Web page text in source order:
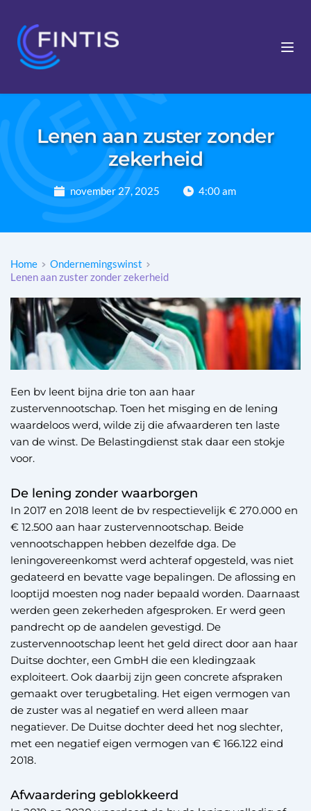
Lenen aan zuster zonder
zekerheid
november 27, 2025 4:00 am
Home
Ondernemingswinst
Lenen aan zuster zonder zekerheid
Een bv leent bijna drie ton aan haar
zustervennootschap. Toen het misging en de lening
waardeloos werd, wilde zij die afwaarderen ten laste
van de winst. De Belastingdienst stak daar een stokje
voor.
De lening zonder waarborgen
In 2017 en 2018 leent de bv respectievelijk € 270.000 en
€ 12.500 aan haar zustervennootschap. Beide
vennootschappen hebben dezelfde dga. De
leningovereenkomst werd achteraf opgesteld, was niet
gedateerd en bevatte vage bepalingen. De aflossing en
looptijd moesten nog nader bepaald worden. Daarnaast
werden geen zekerheden afgesproken. Er werd geen
pandrecht op de aandelen gevestigd. De
zustervennootschap leent het geld direct door aan haar
Duitse dochter, een GmbH die een kledingzaak
exploiteert. Ook daarbij zijn geen concrete afspraken
gemaakt over terugbetaling. Het eigen vermogen van
de zuster was al negatief en werd alleen maar
negatiever. De Duitse dochter deed het nog slechter,
met een negatief eigen vermogen van € 166.122 eind
2018.
Afwaardering geblokkeerd